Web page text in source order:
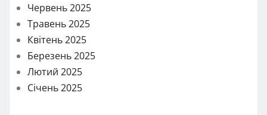
Червень 2025
Травень 2025
Квітень 2025
Березень 2025
Лютий 2025
Січень 2025